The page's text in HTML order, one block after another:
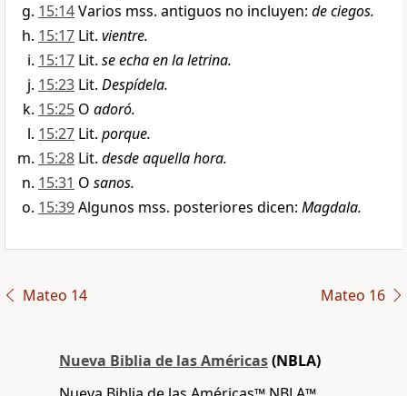
15:14Varios mss. antiguos no incluyen: de ciegos.
15:17 Lit. vientre.
15:17 Lit. se echa en la letrina.
15:23 Lit. Despídela.
15:25 O adoró.
15:27 Lit. porque.
15:28 Lit. desde aquella hora.
15:31 O sanos.
15:39Algunos mss. posteriores dicen: Magdala.
Mateo 14 Mateo 16
Nueva Biblia de las Américas(NBLA)